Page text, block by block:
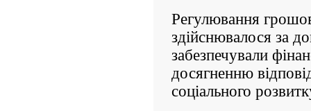
Регулювання
здійснювалося за
забезпечували
досягнен­ню
соціального